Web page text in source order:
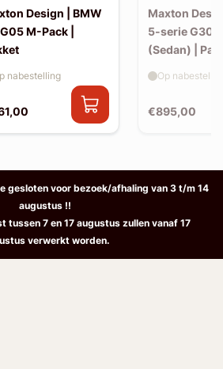
Design | BMW
M-Pack |
nabestelling
Maxton
5-serie G30
(Sedan) |
€895,00
Op
gesloten voor bezoek/afhaling van 3 t/m 14
augustus !!
tussen 7 en 17 augustus zullen vanaf 17
verwerkt worden.